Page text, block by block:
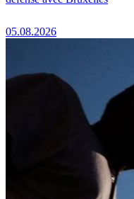
05.08.2026